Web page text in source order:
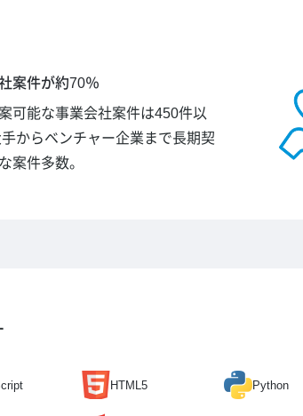
案件が約70％
可能な事業会社案件は450件以
手からベンチャー企業まで長期契
案件多数。
HTML5 Python